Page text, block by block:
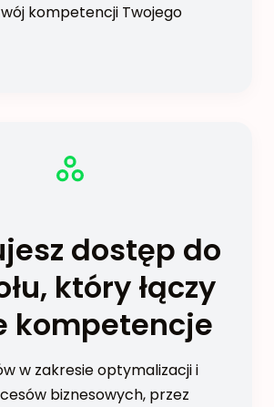
kompetencji Twojego
dostęp do
który łączy
kompetencje
w zakresie optymalizacji i
biznesowych, przez